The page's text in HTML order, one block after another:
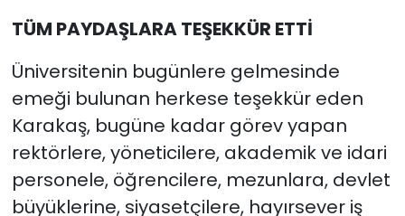
TÜM PAYDAŞLARA TEŞEKKÜR ETTİ
Üniversitenin bugünlere gelmesinde
emeği bulunan herkese teşekkür eden
Karakaş, bugüne kadar görev yapan
rektörlere, yöneticilere, akademik ve idari
personele, öğrencilere, mezunlara, devlet
büyüklerine, siyasetçilere, hayırsever iş